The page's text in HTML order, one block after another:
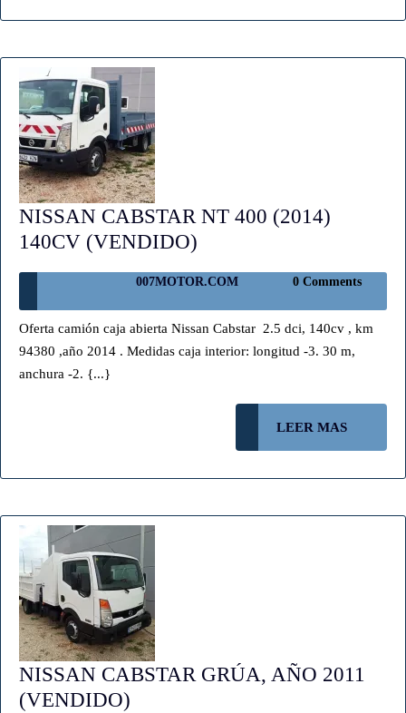
NISSAN CABSTAR NT 400 (2014)
140CV (VENDIDO)
NT
400
(2014)
007MOTOR.COM 007MOTOR.COM
0 Comments
Oferta camión caja abierta Nissan Cabstar 2.5 dci, 140cv , km
94380 ,año 2014 . Medidas caja interior: longitud -3. 30 m,
anchura -2. {...}
LEER MAS
MAS
NISSAN CABSTAR GRÚA, AÑO 2011
(VENDIDO)